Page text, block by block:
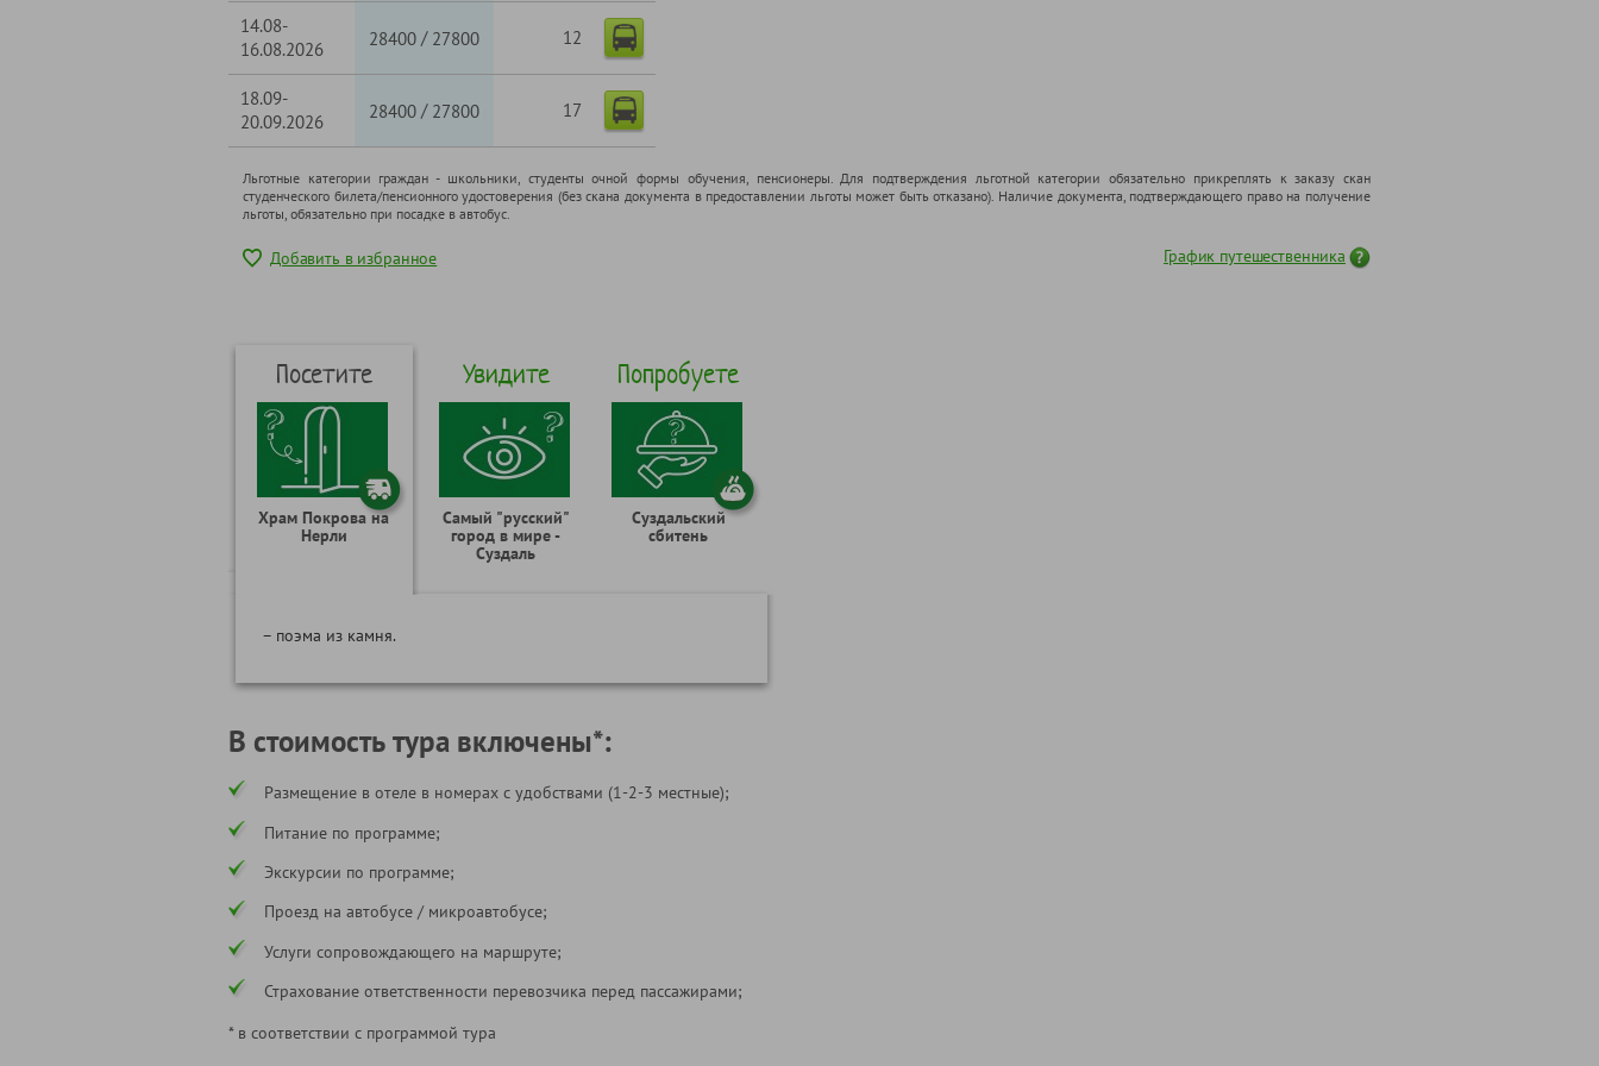
14.08-
16.08.2026
28400 / 27800 12
18.09-
20.09.2026
28400 / 27800 17
Льготные категории граждан - школьники, cтуденты очной формы обучения, пенсионеры. Для подтверждения льготной категории обязательно прикреплять к заказу скан
студенческого билета/пенсионного удостоверения (без скана документа в предоставлении льготы может быть отказано). Наличие документа, подтверждающего право на получение
льготы, обязательно при посадке в автобус.
Добавить в избранное График путешественника
Посетите
Храм Покрова на
Нерли
Увидите
Самый "русский"
город в мире -
Суздаль
Попробуете
Суздальский
сбитень
– поэма из камня.
В стоимость тура включены*:
Размещение в отеле в номерах с удобствами (1-2-3 местные);
Питание по программе;
Экскурсии по программе;
Проезд на автобусе / микроавтобусе;
Услуги сопровождающего на маршруте;
Страхование ответственности перевозчика перед пассажирами;
* в соответствии с программой тура